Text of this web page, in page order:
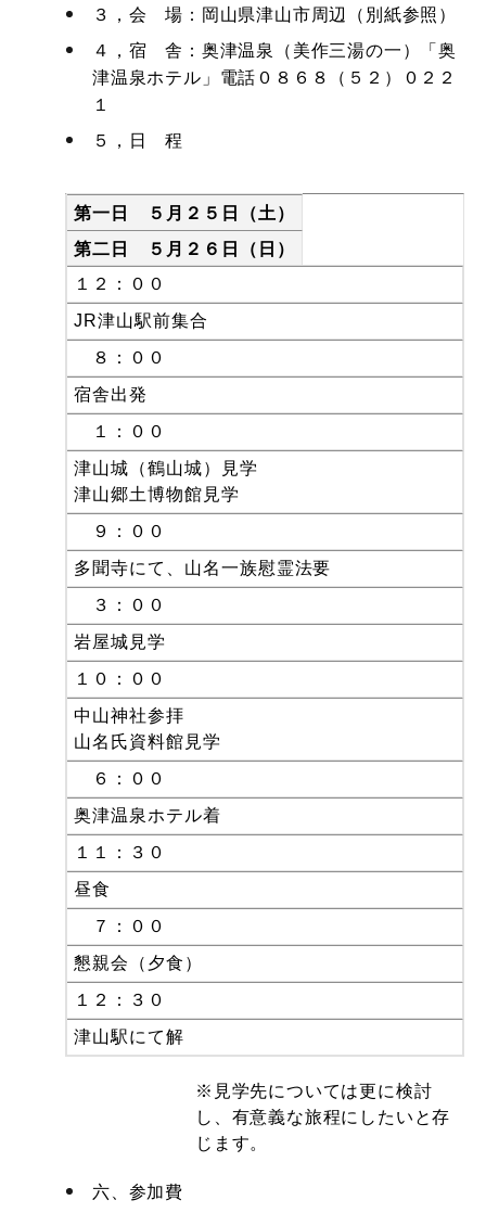
３，会 場：岡山県津山市周辺（別紙参照）
４，宿 舎：奥津温泉（美作三湯の一）「奥
津温泉ホテル」電話０８６８（５２）０２２
１
５，日 程
第一日 ５月２５日（土）
第二日 ５月２６日（日）
１２：００
JR津山駅前集合
８：００
宿舎出発
１：００
津山城（鶴山城）見学
津山郷土博物館見学
９：００
多聞寺にて、山名一族慰霊法要
３：００
岩屋城見学
１０：００
中山神社参拝
山名氏資料館見学
６：００
奥津温泉ホテル着
１１：３０
昼食
７：００
懇親会（夕食）
１２：３０
津山駅にて解
※見学先については更に検討
し、有意義な旅程にしたいと存
じます。
六、参加費